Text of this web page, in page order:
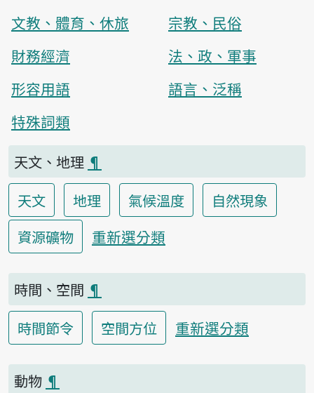
文教、體育、休旅
宗教、民俗
財務經濟
法、政、軍事
形容用語
語言、泛稱
特殊詞類
天文、地理 ¶
天文
地理 氣候溫度
自然現象
資源礦物
重新選分類
時間、空間 ¶
時間節令
空間方位 重新選分類
動物 ¶